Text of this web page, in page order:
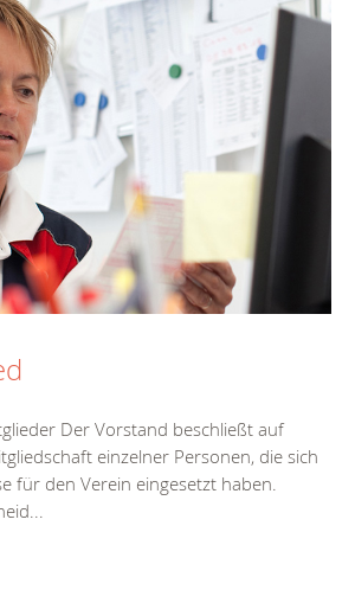
Der Vorstand beschließt auf
einzelner Personen, die sich
für den Verein eingesetzt haben.